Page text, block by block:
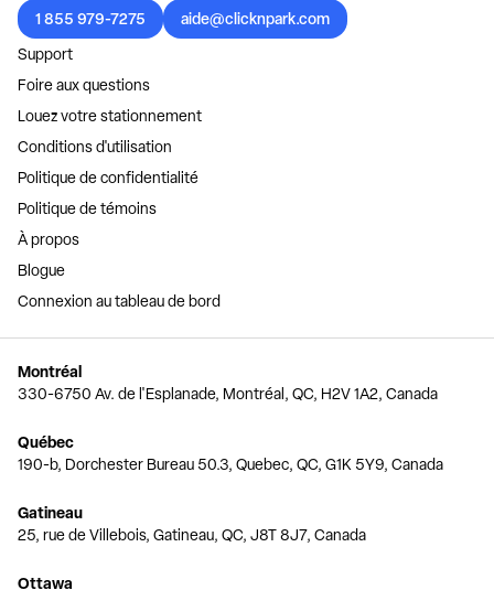
1 855 979-7275
aide@clicknpark.com
Support
Foire aux questions
Louez votre stationnement
Conditions d'utilisation
Politique de confidentialité
Politique de témoins
À propos
Blogue
Connexion au tableau de bord
Montréal
330-6750 Av. de l'Esplanade, Montréal, QC, H2V 1A2, Canada
Québec
190-b, Dorchester Bureau 50.3, Quebec, QC, G1K 5Y9, Canada
Gatineau
25, rue de Villebois, Gatineau, QC, J8T 8J7, Canada
Ottawa